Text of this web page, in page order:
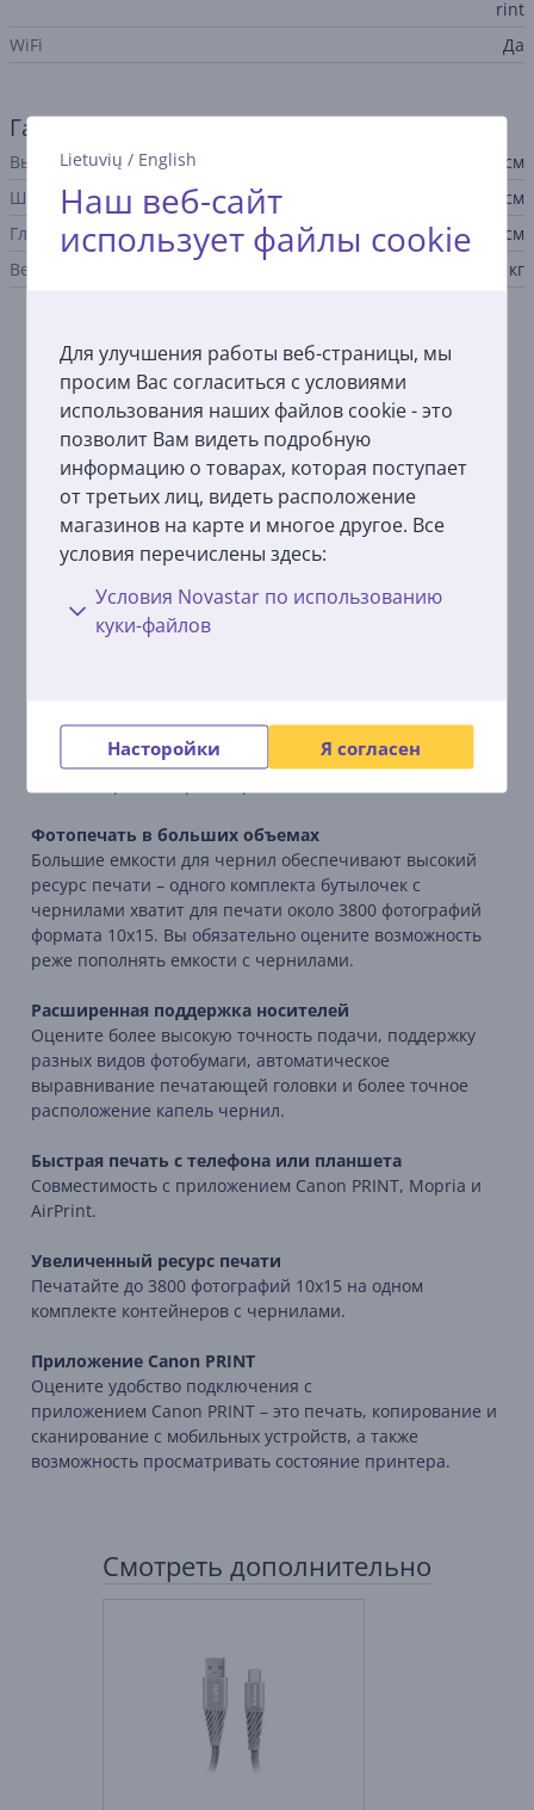
Lietuvių / English
Наш веб-сайт
использует файлы cookie
Для улучшения работы веб-страницы, мы
просим Вас согласиться с условиями
использования наших файлов cookie - это
позволит Вам видеть подробную
информацию о товарах, которая поступает
от третьих лиц, видеть расположение
магазинов на карте и многое другое. Все
условия перечислены здесь:
Условия Novastar по использованию
куки-файлов
Насторойки Я согласен
rint
WiFi
Да
Габариты
Высота
16,7 см
Ширина
44,5 см
Глубина
34 см
Вес
6,6 кг
Описание
Большие объемы, высокие стандарты, низкие
затраты
Принтер PIXMA G640 обеспечивает удобство,
универсальность и превосходное качество печати для
создания большого количества высококачественных
изображений по низкой цене.
Шесть чернил на основе красителей: высокое
качество и скорость
Новые красные и серые чернила для расширенного
Пользователь может самостоятельно заменять
печатающую головку и картридж для обслуживания,
Фотопечать в больших объемах
Большие емкости для чернил обеспечивают высокий
ресурс печати – одного комплекта бутылочек с
чернилами хватит для печати около 3800 фотографий
формата 10x15. Вы обязательно оцените возможность
реже пополнять емкости с чернилами.
Расширенная поддержка носителей
Оцените более высокую точность подачи, поддержку
разных видов фотобумаги, автоматическое
выравнивание печатающей головки и более точное
расположение капель чернил.
Быстрая печать с телефона или планшета
Совместимость с приложением Canon PRINT, Mopria и
AirPrint.
Увеличенный ресурс печати
Печатайте до 3800 фотографий 10x15 на одном
комплекте контейнеров с чернилами.
Приложение Canon PRINT
Оцените удобство подключения с
приложением Canon PRINT – это печать, копирование и
сканирование с мобильных устройств, а также
возможность просматривать состояние принтера.
Смотреть дополнительно